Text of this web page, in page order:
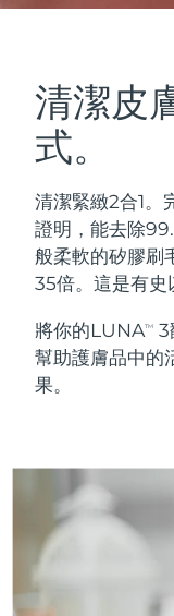
清潔皮
式。
清潔緊緻2合1
證明，能去除
般柔軟的矽膠刷
35倍。這是有史
將你的LUNATM
3
幫助護膚品中的
果。
Anti-
For
For
面
Red
FAQ™ 抗老護理
抗老
LED
奧地利
巴林
比利時
百慕達
波士尼亞與赫塞
汶萊
保加利亞
智利
中國
哥倫比亞